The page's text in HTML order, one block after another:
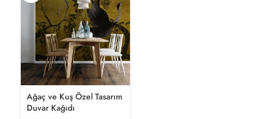
Ağaç ve Kuş Özel Tasarım
Duvar Kağıdı